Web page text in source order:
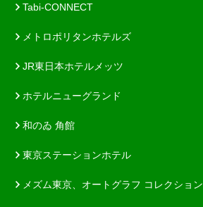
Tabi-CONNECT
メトロポリタンホテルズ
JR東日本ホテルメッツ
ホテルニューグランド
和のゐ 角館
東京ステーションホテル
メズム東京、オートグラフ コレクション